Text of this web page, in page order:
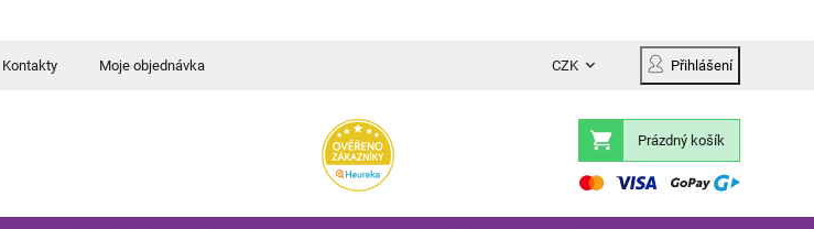
Kontakty Moje objednávka CZK Přihlášení
Nákupní
košík
Prázdný košík